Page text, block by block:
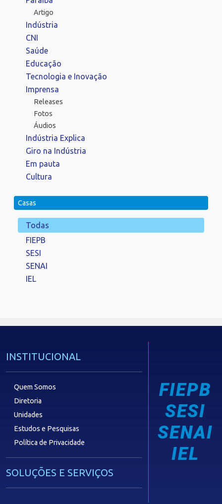
Artigo
Indústria
CNI
Saúde
Educação
Tecnologia e Inovação
Imprensa
Releases
Fotos
Áudios
Indústria Explica
Giro na Indústria
Em pauta
Cultura
Casas
Todas
FIEPB
SESI
SENAI
IEL
INSTITUCIONAL
Quem Somos
Diretoria
Unidades
Estudos e Pesquisas
Política de Privacidade
SOLUÇÕES E SERVIÇOS
FIEPB
SESI
SENAI
IEL